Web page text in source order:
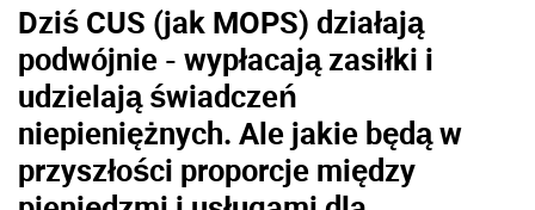
Dziś CUS (jak MOPS) działają
podwójnie - wypłacają zasiłki i
udzielają świadczeń
niepieniężnych. Ale jakie będą w
przyszłości proporcje między